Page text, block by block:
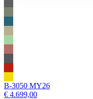
B-3050 MY26
€ 4.699,00